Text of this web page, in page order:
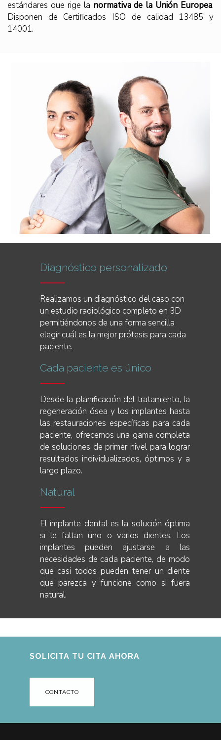
estándares que rige la normativa de la Unión Europea.
Disponen de Certificados ISO de calidad 13485 y
14001.
Diagnóstico personalizado
Realizamos un diagnóstico del caso con
un estudio radiológico completo en 3D
permitiéndonos de una forma sencilla
elegir cuál es la mejor prótesis para cada
paciente.
Cada paciente es único
Desde la planificación del tratamiento, la
regeneración ósea y los implantes hasta
las restauraciones específicas para cada
paciente, ofrecemos una gama completa
de soluciones de primer nivel para lograr
resultados individualizados, óptimos y a
largo plazo.
Natural
El implante dental es la solución óptima
si le faltan uno o varios dientes. Los
implantes pueden ajustarse a las
necesidades de cada paciente, de modo
que casi todos pueden tener un diente
que parezca y funcione como si fuera
natural.
SOLICITA TU CITA AHORA
CONTACTO